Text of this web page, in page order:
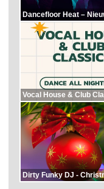
Dancefloor Heat –
Vocal House & Club
Dirty Funky DJ -